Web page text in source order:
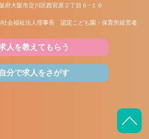
府大阪市淀川区西宮原２丁目６−１６
社会福祉法人理事長 認定こども園・保育所経営者
人を教えてもらう
自分で求人をさがす